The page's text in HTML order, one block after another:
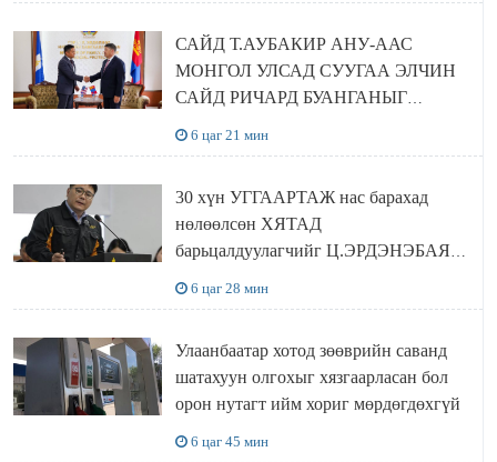
САЙД Т.АУБАКИР АНУ-ААС
МОНГОЛ УЛСАД СУУГАА ЭЛЧИН
САЙД РИЧАРД БУАНГАНЫГ
6 цаг 21 мин
30 хүн УГГААРТАЖ нас барахад
нөлөөлсөн ХЯТАД
барьцалдуулагчийг Ц.ЭРДЭНЭБАЯР
6 цаг 28 мин
Улаанбаатар хотод зөөврийн саванд
шатахуун олгохыг хязгаарласан бол
орон нутагт ийм хориг мөрдөгдөхгүй
6 цаг 45 мин